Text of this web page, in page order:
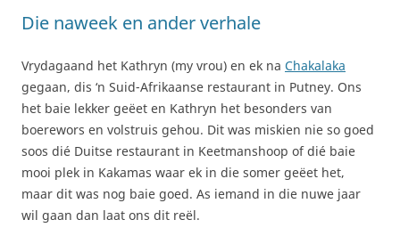
Die naweek en ander verhale
Vrydagaand het Kathryn (my vrou) en ek na Chakalaka
gegaan, dis ‘n Suid-Afrikaanse restaurant in Putney. Ons
het baie lekker geëet en Kathryn het besonders van
boerewors en volstruis gehou. Dit was miskien nie so goed
soos dié Duitse restaurant in Keetmanshoop of dié baie
mooi plek in Kakamas waar ek in die somer geëet het,
maar dit was nog baie goed. As iemand in die nuwe jaar
wil gaan dan laat ons dit reël.